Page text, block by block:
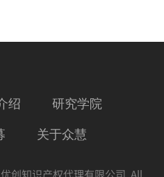
绍 研究学院
关于众慧
创知识产权代理有限公司. All